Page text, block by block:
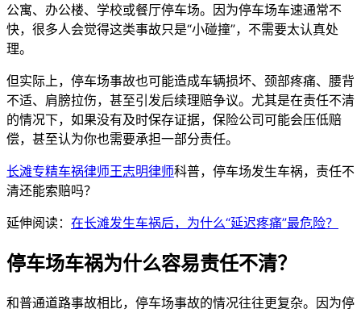
公寓、办公楼、学校或餐厅停车场。因为停车场车速通常不
快，很多人会觉得这类事故只是“小碰撞”，不需要太认真处
理。
但实际上，停车场事故也可能造成车辆损坏、颈部疼痛、腰背
不适、肩膀拉伤，甚至引发后续理赔争议。尤其是在责任不清
的情况下，如果没有及时保存证据，保险公司可能会压低赔
偿，甚至认为你也需要承担一部分责任。
长滩专精车祸律师王志明律师科普，停车场发生车祸，责任不
清还能索赔吗？
延伸阅读： 在长滩发生车祸后，为什么“延迟疼痛”最危险？
停车场车祸为什么容易责任不清？
和普通道路事故相比，停车场事故的情况往往更复杂。因为停